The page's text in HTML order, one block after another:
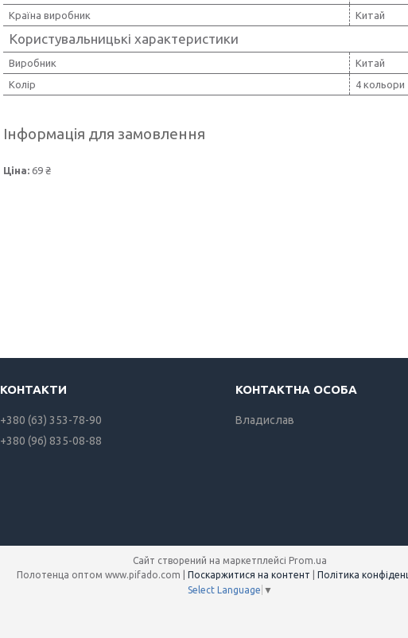
Країна виробник
Китай
Користувальницькі характеристики
Виробник
Китай
Колір
4 кольори
Інформація для замовлення
Ціна: 69 ₴
+380 (63) 353-78-90
+380 (96) 835-08-88
Владислав
Сайт створений на маркетплейсі Prom.ua
Поскаржитися на контент
Політика
Select Language ▼